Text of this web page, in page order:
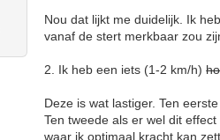
Nou dat lijkt me duidelijk. Ik
vanaf de stert merkbaar zou
2. Ik heb een iets (1-2 km/h)
Deze is wat lastiger. Ten
Ten tweede als er wel dit
waar ik optimaal kracht kan